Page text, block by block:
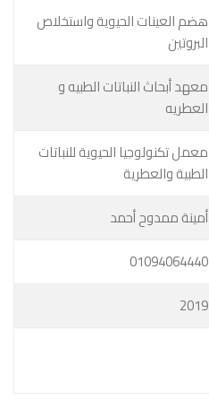
هضم العينات الحيوية واستخلاص
البروتين
معهد أبحاث النباتات الطبيه و
العطريه
معمل تكنولوجيا الحيوية للنباتات
الطبية والعطرية
أمينة ممدوح أحمد
01094064440
2019